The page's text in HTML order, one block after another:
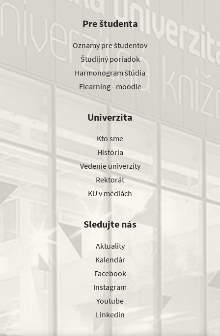
Pre študenta
Oznamy pre študentov
Študijný poriadok
Harmonogram štúdia
Elearning - moodle
Univerzita
Kto sme
História
Vedenie univerzity
Rektorát
KU v médiách
Sledujte nás
Aktuality
Kalendár
Facebook
Instagram
Youtube
Linkedin